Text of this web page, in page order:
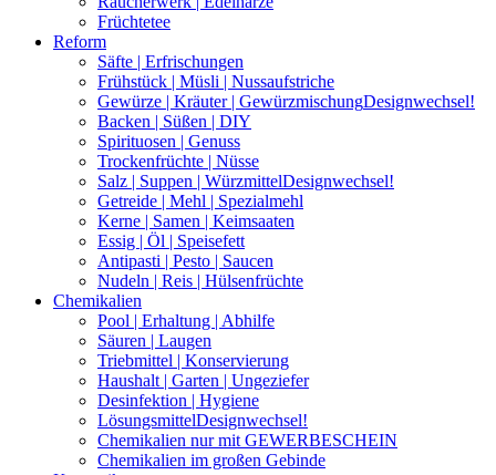
Früchtetee
Reform
Säfte | Erfrischungen
Frühstück | Müsli | Nussaufstriche
Gewürze | Kräuter | GewürzmischungDesignwechsel!
Backen | Süßen | DIY
Spirituosen | Genuss
Trockenfrüchte | Nüsse
Salz | Suppen | WürzmittelDesignwechsel!
Getreide | Mehl | Spezialmehl
Kerne | Samen | Keimsaaten
Essig | Öl | Speisefett
Antipasti | Pesto | Saucen
Nudeln | Reis | Hülsenfrüchte
Chemikalien
Pool | Erhaltung | Abhilfe
Säuren | Laugen
Triebmittel | Konservierung
Haushalt | Garten | Ungeziefer
Desinfektion | Hygiene
LösungsmittelDesignwechsel!
Chemikalien nur mit GEWERBESCHEIN
Chemikalien im großen Gebinde